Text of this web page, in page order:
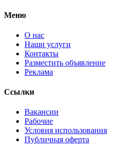
Меню
О нас
Наши услуги
Контакты
Разместить объявление
Реклама
Ссылки
Вакансии
Рабочие
Условия использования
Публичная оферта